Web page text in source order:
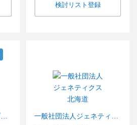
検討リスト登録
ピーエフシー(株)【ポプラ薬局】